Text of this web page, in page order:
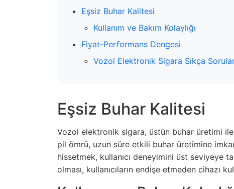
Eşsiz Buhar Kalitesi
Kullanım ve Bakım Kolaylığı
Fiyat-Performans Dengesi
Vozol Elektronik Sigara Sıkça
Eşsiz Buhar Kalitesi
Vozol elektronik sigara, üstün buhar üretimi
pil ömrü, uzun süre etkili buhar üretimine
hissetmek, kullanıcı deneyimini üst seviyeye
olması, kullanıcıların endişe etmeden cihazı